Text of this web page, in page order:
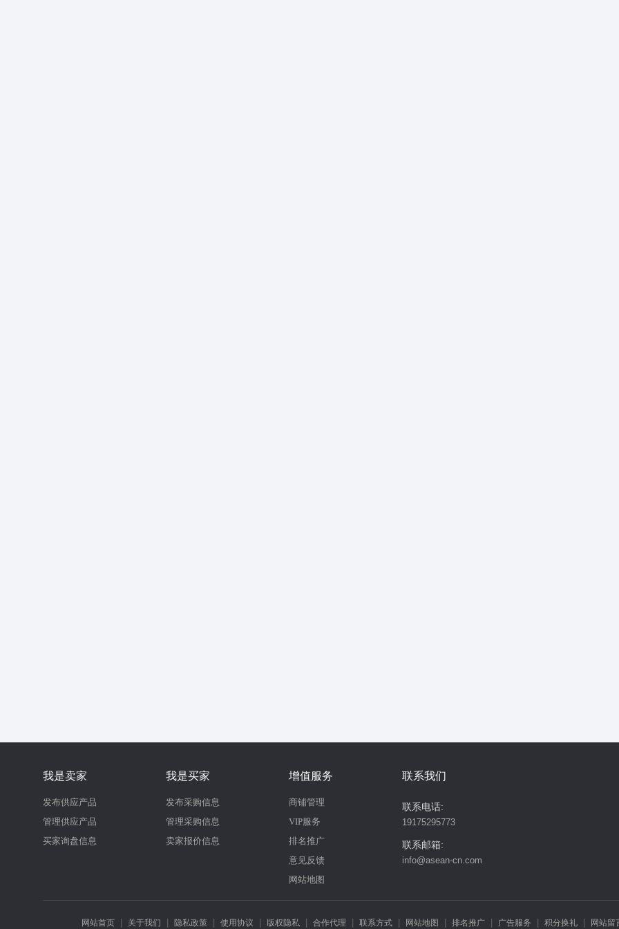
我是卖家
发布供应产品
管理供应产品
买家询盘信息
我是买家
发布采购信息
管理采购信息
卖家报价信息
增值服务
商铺管理
VIP服务
排名推广
意见反馈
网站地图
联系我们
联系电话:
19175295773
联系邮箱:
info@asean-cn.com
网站首页| 关于我们 | 隐私政策| 使用协议 | 版权隐私 | 合作代理 | 联系方式| 网站地图 | 排名推广| 广告服务 | 积分换礼| 网站留